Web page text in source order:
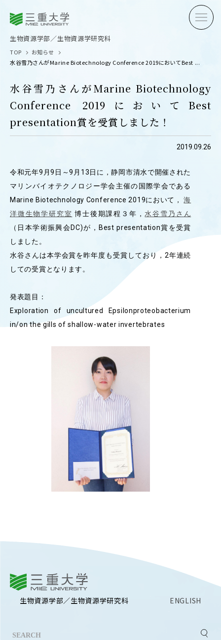
生物資源学部 生物資源学研究科
企業・
OPEN CAMPUS
オープンキャンパス
OUR OPEN
学問探求セミナー
ABOUT
学部概要
ACADEMICS
教育（学部・大学院等）
ADMISSION
入試情報
RESEARCH
SOCIAL
社会連携
附属教育研究施設
PAMPHLET
TOP
お知らせ
水谷雪乃さんがMarine Biotechnology Conference 2019においてBest ...
水谷雪乃さんがMarine Biotechnology
Conference 2019においてBest
presentation賞を受賞しました！
2019.09.26
令和元年9月9日～9月13日に，静岡市清水で開催された
マリンバイオテクノロジー学会主催の国際学会である
Marine Biotechnology Conference 2019において，海
洋微生物学研究室 博士後期課程３年，水谷雪乃さん
（日本学術振興会DC)が，Best presentation賞を受賞
しました。
水谷さんは本学会賞を昨年度も受賞しており，2年連続
しての受賞となります。
発表題目：
Exploration of uncultured Epsilonproteobacterium
in/on the gills of shallow-water invertebrates
生物資源学部／生物資源学研究科 ENGLISH